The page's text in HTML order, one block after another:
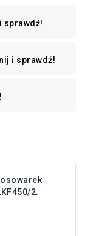
sprawdź!
i sprawdź!
2.